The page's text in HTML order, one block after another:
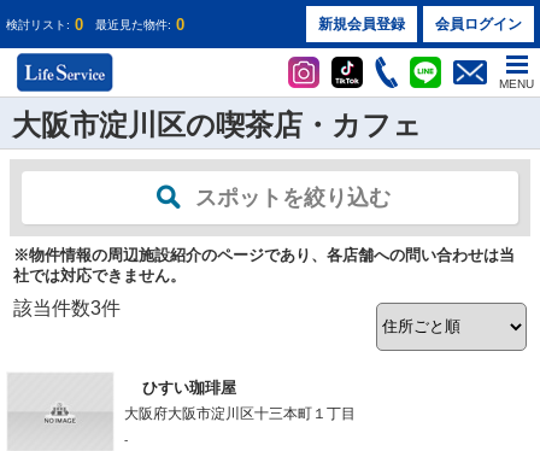
検討リスト: 0 最近見た物件: 0 新規会員登録 会員ログイン
MENU
大阪市淀川区の喫茶店・カフェ
スポットを絞り込む
※物件情報の周辺施設紹介のページであり、各店舗への問い合わせは当
社では対応できません。
該当件数3件
ひすい珈琲屋
大阪府大阪市淀川区十三本町１丁目
-